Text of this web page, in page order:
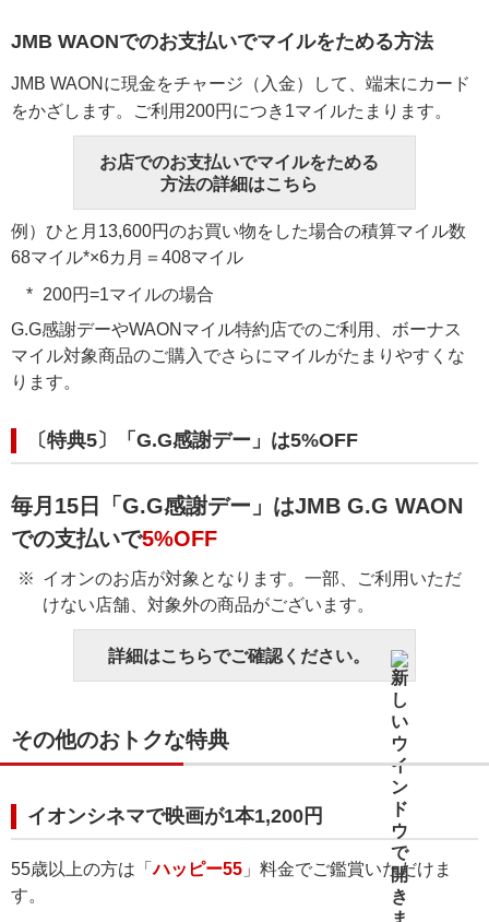
JMB WAONでのお支払いでマイルをためる方法
JMB WAONに現金をチャージ（入金）して、端末にカード
をかざします。ご利用200円につき1マイルたまります。
お店でのお支払いでマイルをためる
方法の詳細はこちら
例）ひと月13,600円のお買い物をした場合の積算マイル数
68マイル*×6カ月＝408マイル
200円=1マイルの場合
G.G感謝デーやWAONマイル特約店でのご利用、ボーナス
マイル対象商品のご購入でさらにマイルがたまりやすくな
ります。
〔特典5〕「G.G感謝デー」は5%OFF
毎月15日「G.G感謝デー」はJMB G.G WAON
での支払いで5%OFF
イオンのお店が対象となります。一部、ご利用いただ
けない店舗、対象外の商品がございます。
詳細はこちらでご確認ください。
その他のおトクな特典
イオンシネマで映画が1本1,200円
55歳以上の方は「ハッピー55 」料金でご鑑賞いただけま
す。